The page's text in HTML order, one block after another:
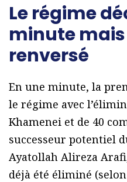
Le régime
minute
renversé
En une minute, la
le régime avec
Khamenei et de 40
successeur potentiel
Ayatollah Alireza
déjà été éliminé